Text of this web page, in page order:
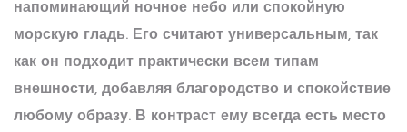
напоминающий ночное небо или спокойную
морскую гладь. Его считают универсальным, так
как он подходит практически всем типам
внешности, добавляя благородство и спокойствие
любому образу. В контраст ему всегда есть место